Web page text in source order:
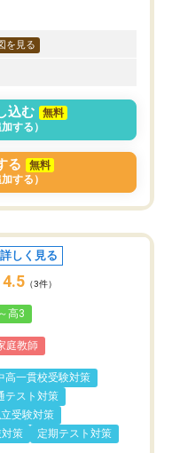
を見る
込む
無料
する）
る
無料
する）
詳しく見る
4.5 （3件）
高3
庭教師
高一貫校受験対策
テスト対策
受験対策
策
定期テスト対策